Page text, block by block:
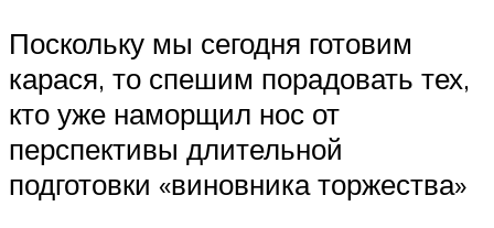
Поскольку мы сегодня готовим
карася, то спешим порадовать тех,
кто уже наморщил нос от
перспективы длительной
подготовки «виновника торжества»